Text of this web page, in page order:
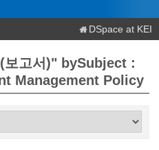
DSpace at KEI
고서)" bySubject :
Management Policy